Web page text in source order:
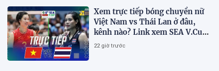
Xem trực tiếp bóng chuyền nữ
Việt Nam vs Thái Lan ở đâu,
kênh nào? Link xem SEA V.Cup
2026 mới nhất
22 giờ trước